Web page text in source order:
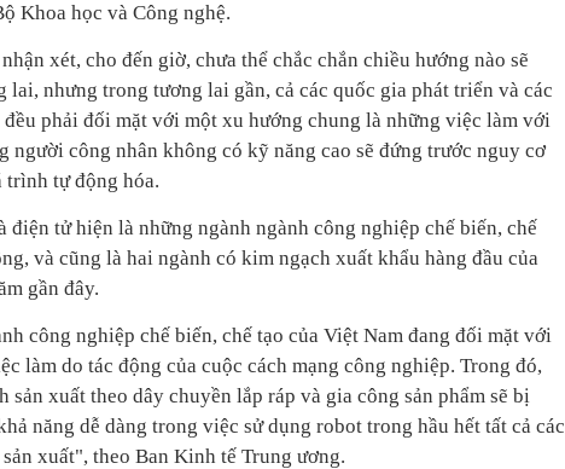
Khoa học và Công nghệ.
xét, cho đến giờ, chưa thể chắc chắn chiều hướng nào sẽ
lai, nhưng trong tương lai gần, cả các quốc gia phát triển và các
phải đối mặt với một xu hướng chung là những việc làm với
người công nhân không có kỹ năng cao sẽ đứng trước nguy cơ
tự động hóa.
điện tử hiện là những ngành ngành công nghiệp chế biến, chế
và cũng là hai ngành có kim ngạch xuất khẩu hàng đầu của
gần đây.
công nghiệp chế biến, chế tạo của Việt Nam đang đối mặt với
làm do tác động của cuộc cách mạng công nghiệp. Trong đó,
sản xuất theo dây chuyền lắp ráp và gia công sản phẩm sẽ bị
năng dễ dàng trong việc sử dụng robot trong hầu hết tất cả các
xuất", theo Ban Kinh tế Trung ương.